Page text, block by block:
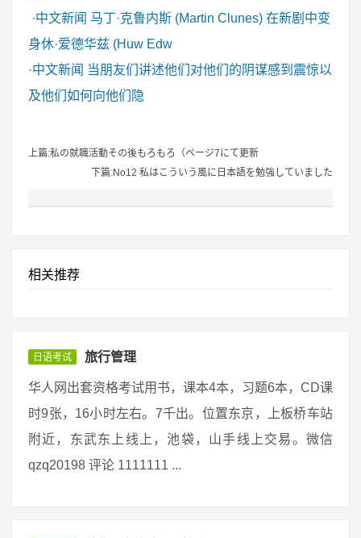
·中文新闻 马丁·克鲁内斯 (Martin Clunes) 在新剧中变
身休·爱德华兹 (Huw Edw
·中文新闻 当朋友们讲述他们对他们的阴谋感到震惊以
及他们如何向他们隐
上篇:私の就職活動その後もろもろ（ページ7にて更新
下篇:No12 私はこういう風に日本語を勉強していました
相关推荐
日语考试 旅行管理
华人网出套资格考试用书，课本4本，习题6本，CD课
时9张，16小时左右。7千出。位置东京，上板桥车站
附近，东武东上线上，池袋，山手线上交易。微信
qzq20198 评论 1111111 ...